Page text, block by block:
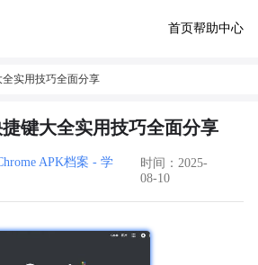
首页帮助中心
实用技巧全面分享
键大全实用技巧全面分享
APK档案 - 学
时间：2025-
08-10